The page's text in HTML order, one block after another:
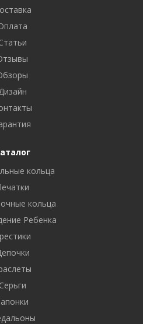
Дизайн
кольца
кольца
Ребенка
Серьги